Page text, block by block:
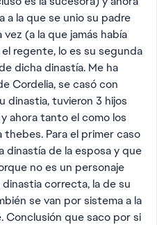
a la que se unio su padre
(a la que jamás había
regente, lo es su segunda
dicha dinastía. Me ha
Cordelia, se casó con
dinastia, tuvieron 3 hijos
ahora tanto el como los
Para el primer caso
dinastía de la esposa y que
no es un personaje
correcta, la de su
se van por sistema a la
Conclusión que saco por si